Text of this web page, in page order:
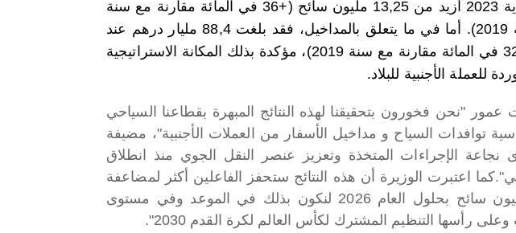
لنسب عالية جديدة، حيث سجل عند نهاية 2023 أزيد من 13,25 مليون سائح (+36 في المائة مقارنة مع سنة
2022 و +11 في المائة مقارنة مع سنة 2019). أما في ما يتعلق بالمداخيل، فقد بلغت 88,4 مليار درهم عند
متم شهر أكتوبر 2023 (أي بما يعادل +32 في المائة مقارنة مع سنة 2019)، مؤكدة بذلك المكانة الاستراتيجية
للعملة الأجنبية للبلاد.
"نحن فخورون بتحقيقنا لهذه النتائج المبهرة بقطاعنا السياحي
القياسية توافدات السياح و مداخيل الأسفار من العملات الأجنبية"، مضيفة
الإجراءات المتخذة وتعزيز عنصر النقل الجوي منذ انطلاق
كما اعتبرت الوزيرة أن هذه النتائج ستحفز الفاعلين أكثر لمضاعفة
الجهود لبلوغ هدف استقطاب 17,5 مليون سائح بحلول العام 2026 لنكون بذلك في الموعد وفي مستوى
رأسها التنظيم المشترك لكأس العالم لكرة القدم 2030".